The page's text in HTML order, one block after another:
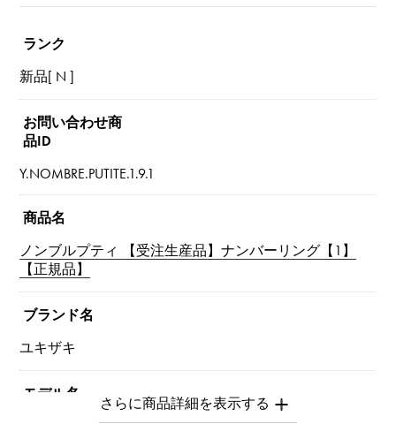
ランク
新品[ N ]
お問い合わせ商
品ID
Y.NOMBRE.PUTITE.1.9.1
商品名
ノンブルプティ 【受注生産品】ナンバーリング【1】
【正規品】
ブランド名
ユキザキ
モデル名